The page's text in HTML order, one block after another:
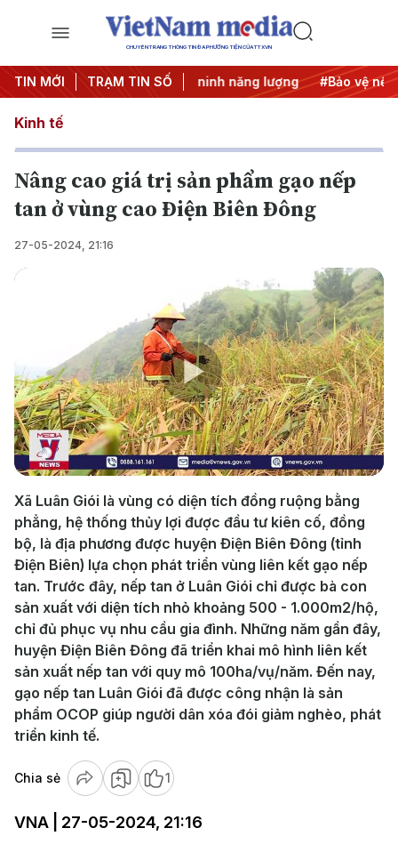
CHUYÊN TRANG THÔNG TIN ĐA PHƯƠNG TIỆN CỦA TTXVN
TIN MỚI TRẠM TIN SỐ
Trung Đông #An ninh năng lượng #Bảo vệ nền tảng
Kinh tế
Nâng cao giá trị sản phẩm gạo nếp
tan ở vùng cao Điện Biên Đông
27-05-2024, 21:16
Play
Video
Xã Luân Giói là vùng có diện tích đồng ruộng bằng
phẳng, hệ thống thủy lợi được đầu tư kiên cố, đồng
bộ, là địa phương được huyện Điện Biên Đông (tỉnh
Điện Biên) lựa chọn phát triển vùng liên kết gạo nếp
tan. Trước đây, nếp tan ở Luân Giói chỉ được bà con
sản xuất với diện tích nhỏ khoảng 500 - 1.000m2/hộ,
chỉ đủ phục vụ nhu cầu gia đình. Những năm gần đây,
huyện Điện Biên Đông đã triển khai mô hình liên kết
sản xuất nếp tan với quy mô 100ha/vụ/năm. Đến nay,
gạo nếp tan Luân Giói đã được công nhận là sản
phẩm OCOP giúp người dân xóa đói giảm nghèo, phát
triển kinh tế.
Chia sẻ 1
VNA | 27-05-2024, 21:16